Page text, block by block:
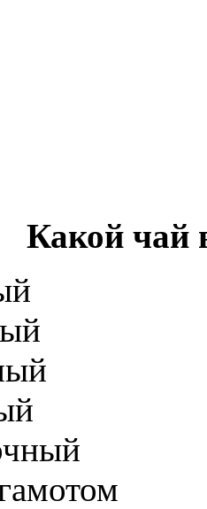
Какой чай